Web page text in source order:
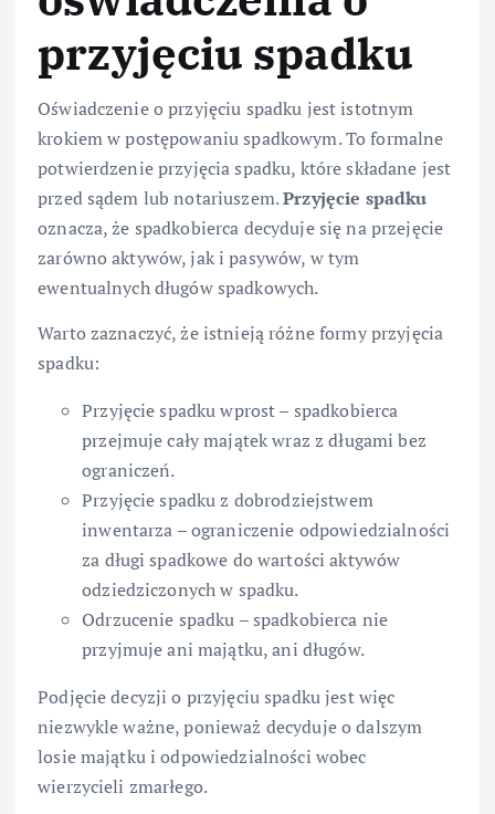
przyjęciu spadku
Oświadczenie o przyjęciu spadku jest istotnym
krokiem w postępowaniu spadkowym. To formalne
potwierdzenie przyjęcia spadku, które składane jest
przed sądem lub notariuszem.Przyjęcie spadku
oznacza, że spadkobierca decyduje się na przejęcie
zarówno aktywów, jak i pasywów, w tym
ewentualnych długów spadkowych.
Warto zaznaczyć, że istnieją różne formy przyjęcia
spadku:
Przyjęcie spadku wprost – spadkobierca
przejmuje cały majątek wraz z długami bez
ograniczeń.
Przyjęcie spadku z dobrodziejstwem
inwentarza – ograniczenie odpowiedzialności
za długi spadkowe do wartości aktywów
odziedziczonych w spadku.
Odrzucenie spadku – spadkobierca nie
przyjmuje ani majątku, ani długów.
Podjęcie decyzji o przyjęciu spadku jest więc
niezwykle ważne, ponieważ decyduje o dalszym
losie majątku i odpowiedzialności wobec
wierzycieli zmarłego.